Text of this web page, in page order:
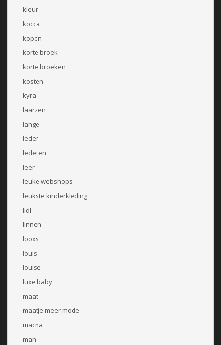
kleur
kocca
kopen
korte broek
korte broeken
kosten
kyra
laarzen
lange
leder
lederen
leer
leuke webshops
leukste kinderkleding
lidl
linnen
looxs
louis
louise
luxe baby
maat
maatje meer mode
macna
man